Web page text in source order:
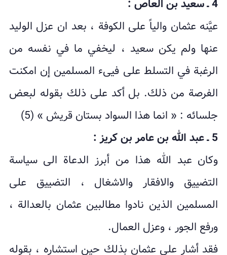
4 ـ سعيد بن العاص :
عيَّنه عثمان والياً على الكوفة ، بعد ان عزل الوليد
عنها ولم يكن سعيد ، ليخفي ما في نفسه من
الرغبة في التسلط على فيیء المسلمين إن امكنت
الفرصة من ذلك. بل أكد على ذلك بقوله لبعض
جلسائه : « انما هذا السواد بستان قريش » (5)
5 ـ عبد الله بن عامر بن كريز :
وكان عبد الله هذا من أبرز الدعاة الى سياسة
التضييق والافقار والاشغال ، التضييق على
المسلمين الذين نادوا مطالبين عثمان بالعدالة ،
ورفع الجور ، وعزل العمال.
فقد أشار على عثمان بذلك حين استشاره ، بقوله